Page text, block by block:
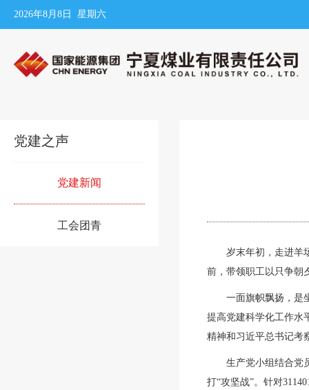
2026年8月8日 星期六
党建之声
党建新闻
工会团青
岁末年初，走进羊
前，带领职工以只争朝
一面旗帜飘扬，是
提高党建科学化工作水
精神和习近平总书记考
生产党小组结合党
打“攻坚战”。针对